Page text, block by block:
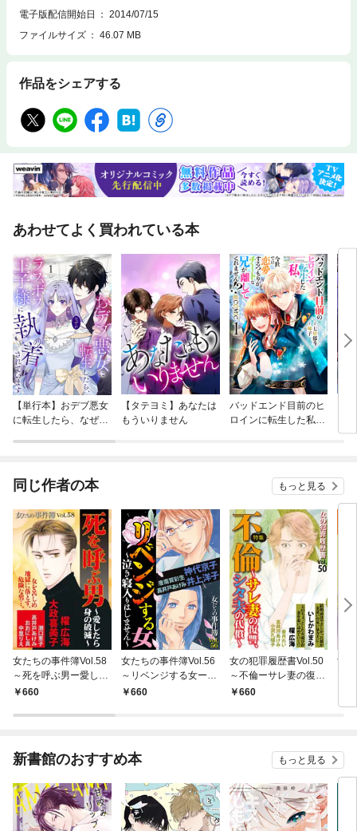
電子版配信開始日
2014/07/15
ファイルサイズ
46.07 MB
作品をシェアする
あわせてよく買われている本
【単行本】おデブ悪女
に転生したら、なぜか
【タテヨミ】あなたは
もういりません
バッドエンド目前のヒ
ロインに転生した私、
同じ作者の本 もっと見る
女たちの事件簿Vol.58
～死を呼ぶ男ー愛した
ら身の破滅ー～ 1巻
660
女たちの事件簿Vol.56
～リベンジする女ー泣
き寝入りはしませんー
660
女の犯罪履歴書Vol.50
～不倫ーサレ妻の復
讐、シタ夫の代償ー～
660
女
新書館のおすすめ本 もっと見る